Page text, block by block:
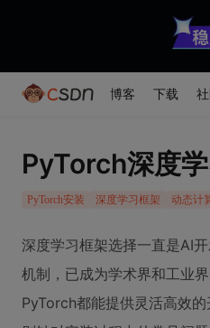
博客 下载
PyTorch深度
PyTorch安装 深度学习框架 动态计
深度学习框架选择一直是AI
机制，已成为学术界和工业
PyTorch都能提供灵活高效